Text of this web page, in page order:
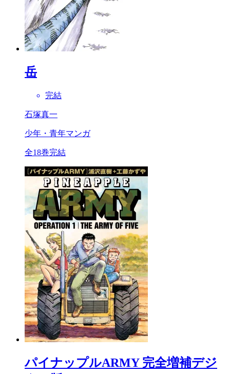
岳
完結
石塚真一
少年・青年マンガ
全18巻完結
パイナップルARMY 完全増補デジ